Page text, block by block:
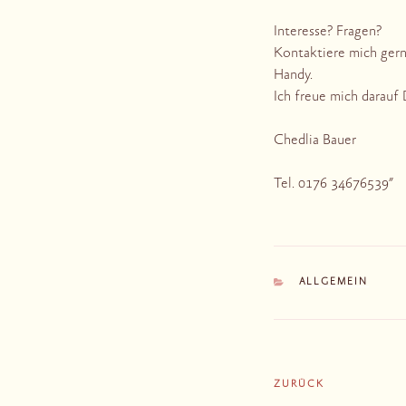
Interesse? Fragen?
Kontaktiere mich
Handy.
Ich freue mich
Chedlia Bauer
Tel. 0176 34676539″
KATEGORIEN
ALLGEMEIN
Vorheriger
ZURÜCK